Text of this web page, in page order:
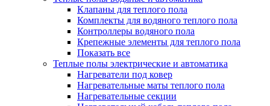
Клапаны для теплого пола
Комплекты для водяного теплого пола
Контроллеры водяного пола
Крепежные элементы для теплого пола
Показать все
Теплые полы электрические и автоматика
Нагреватели под ковер
Нагревательные маты теплого пола
Нагревательные секции